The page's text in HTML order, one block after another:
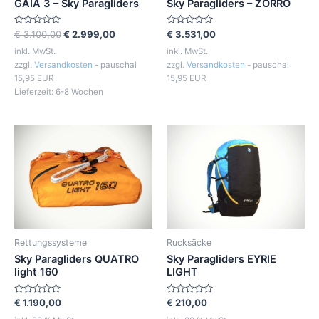
GAIA 3 – Sky Paragliders
Bewertet
mit
0
5
€3.100,00€ 2.999,00
inkl. MwSt.
zzgl. Versandkosten - pauschal
15,95 EUR
Lieferzeit: 6-8 Wochen
Sky Paragliders – ZORRO
Bewertet
mit
0
5
€ 3.531,00
inkl. MwSt.
zzgl. Versandkosten - pauschal
15,95 EUR
Rettungssysteme
Sky Paragliders QUATRO
light 160
Bewertet
€ 1.190,00
Rucksäcke
Sky Paragliders EYRIE
LIGHT
Bewertet
€ 210,00